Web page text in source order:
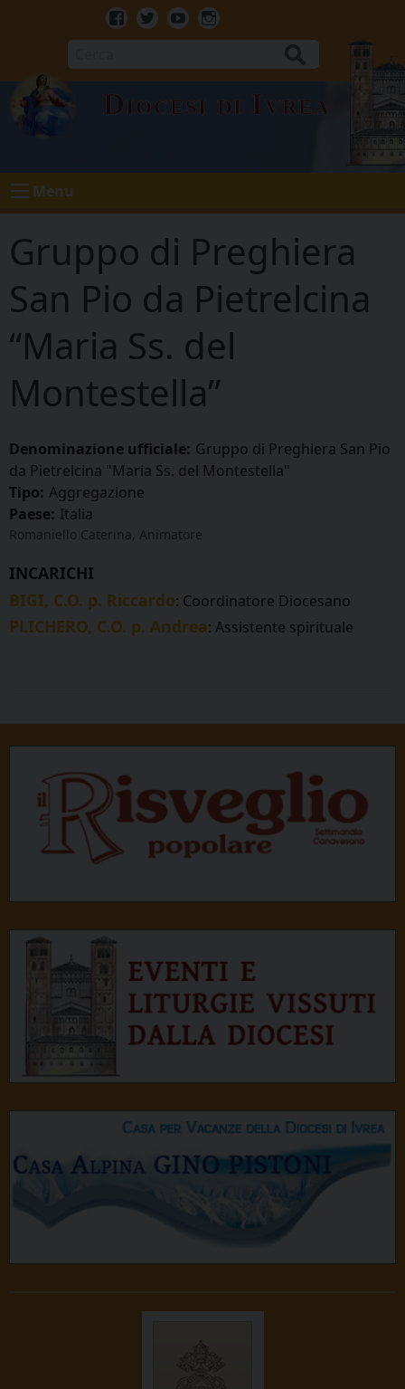
Facebook
TwitterYoutubeInstagram
Diocesi di Ivrea
Menu
Gruppo di Preghiera
San Pio da Pietrelcina
“Maria Ss. del
Montestella”
Denominazione ufficiale: Gruppo di Preghiera San Pio
da Pietrelcina "Maria Ss. del Montestella"
Tipo: Aggregazione
Paese: Italia
Romaniello Caterina, Animatore
INCARICHI
BIGI, C.O. p. Riccardo: Coordinatore Diocesano
PLICHERO, C.O. p. Andrea: Assistente spirituale